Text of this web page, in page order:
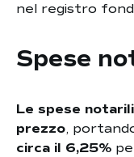
nel registro
Spese
Le spese notarili
prezzo,
circa il 6,25%